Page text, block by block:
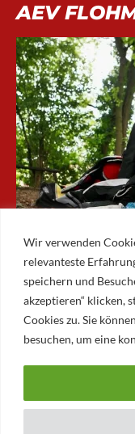
Wir verwenden
relevanteste
speichern und
akzeptieren“ klicken,
Cookies zu. Sie
besuchen, um eine
AEV
ARCHIV
Archiv
© 2026 AUGSBURGER
AUGSBURGER EV